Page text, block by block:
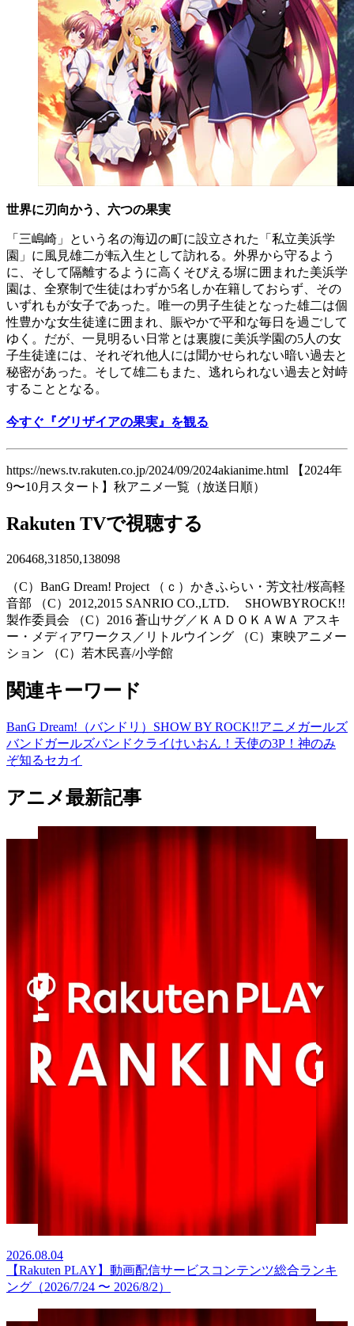
世界に刃向かう、六つの果実
「三嶋崎」という名の海辺の町に設立された「私立美浜学
園」に風見雄二が転入生として訪れる。外界から守るよう
に、そして隔離するように高くそびえる塀に囲まれた美浜学
園は、全寮制で生徒はわずか5名しか在籍しておらず、その
いずれもが女子であった。唯一の男子生徒となった雄二は個
性豊かな女生徒達に囲まれ、賑やかで平和な毎日を過ごして
ゆく。だが、一見明るい日常とは裏腹に美浜学園の5人の女
子生徒達には、それぞれ他人には聞かせられない暗い過去と
秘密があった。そして雄二もまた、逃れられない過去と対峙
することとなる。
今すぐ『グリザイアの果実』を観る
https://news.tv.rakuten.co.jp/2024/09/2024akianime.html 【2024年
9〜10月スタート】秋アニメ一覧（放送日順）
Rakuten TVで視聴する
206468,31850,138098
（C）BanG Dream! Project （ｃ）かきふらい・芳文社/桜高軽
音部 （C）2012,2015 SANRIO CO.,LTD. SHOWBYROCK!!
製作委員会 （C）2016 蒼山サグ／ＫＡＤＯＫＡＷＡ アスキ
ー・メディアワークス／リトルウイング （C）東映アニメー
ション （C）若木民喜/小学館
関連キーワード
BanG Dream!（バンドリ） SHOW BY ROCK!!アニメ ガールズ
バンド ガールズバンドクライ けいおん！ 天使の3P！ 神のみ
ぞ知るセカイ
アニメ最新記事
2026.08.04
【Rakuten PLAY】動画配信サービスコンテンツ総合ランキ
ング（2026/7/24 〜 2026/8/2）